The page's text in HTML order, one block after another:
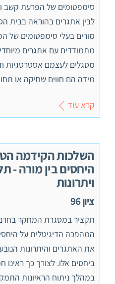
סימפטומים של הפרעת קשב
לבין אתגרים בהוראה בבית
מורים בעלי סימפטומים של
מתמודדים עם אתגרים
מסגלים לעצמם אסטרטגיות
מידה הם חווים שחיקה או
קרא עוד
השלכות הקידמה
היחסים בין מורה -
ויתרונות
ציון 96
תקציר במסגרת המחקר
המהפכה הדיגיטלית על
את האתגרים והיתרונות
ביחסים אלו. לצורך כך
במהלך ניתוח הראיונות